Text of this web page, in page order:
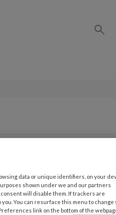
data or unique identifiers, on your
shown under we and our partners
will disable them. If trackers are
You can resurface this menu to change
link on the bottom of the